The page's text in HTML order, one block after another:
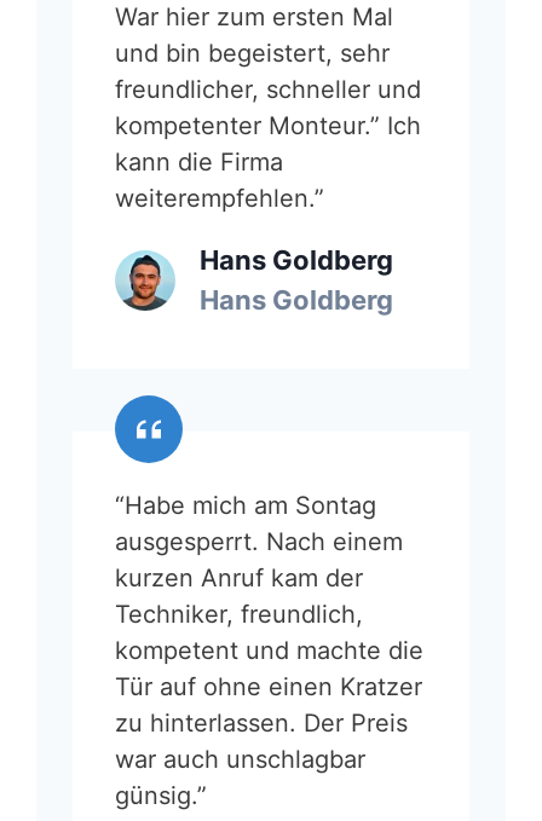
War hier zum ersten Mal
und bin begeistert, sehr
freundlicher, schneller und
kompetenter Monteur.” Ich
kann die Firma
weiterempfehlen.”
Hans Goldberg
Hans Goldberg
“Habe mich am Sontag
ausgesperrt. Nach einem
kurzen Anruf kam der
Techniker, freundlich,
kompetent und machte die
Tür auf ohne einen Kratzer
zu hinterlassen. Der Preis
war auch unschlagbar
günsig.”